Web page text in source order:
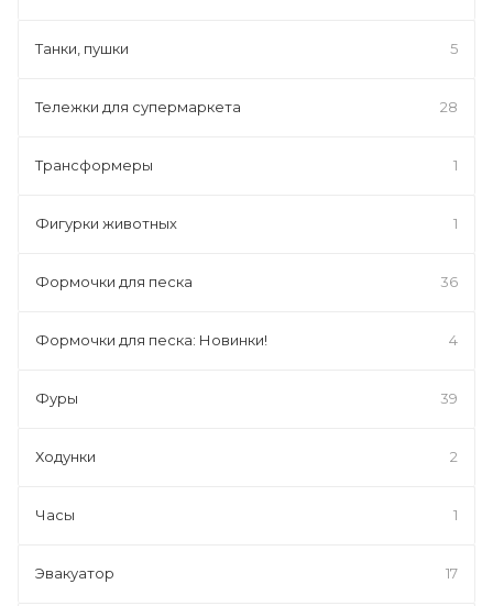
Танки, пушки 5
Тележки для супермаркета 28
Трансформеры 1
Фигурки животных 1
Формочки для песка 36
Формочки для песка: Новинки! 4
Фуры 39
Ходунки 2
Часы 1
Эвакуатор 17